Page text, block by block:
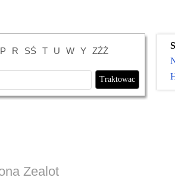
P R SŚ T U W Y ZŹŻ
Zealot